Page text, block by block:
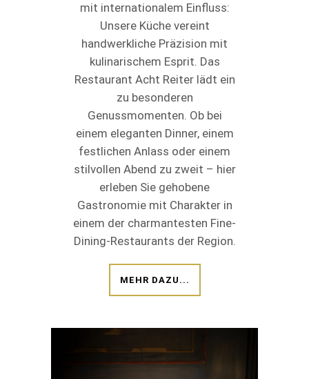
mit internationalem Einfluss:
Unsere Küche vereint
handwerkliche Präzision mit
kulinarischem Esprit. Das
Restaurant Acht Reiter lädt ein
zu besonderen
Genussmomenten. Ob bei
einem eleganten Dinner, einem
festlichen Anlass oder einem
stilvollen Abend zu zweit – hier
erleben Sie gehobene
Gastronomie mit Charakter in
einem der charmantesten Fine-
Dining-Restaurants der Region.
MEHR DAZU...